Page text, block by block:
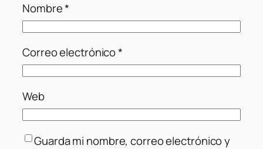
Nombre*
Correo electrónico*
Web
Guarda mi nombre, correo electrónico y